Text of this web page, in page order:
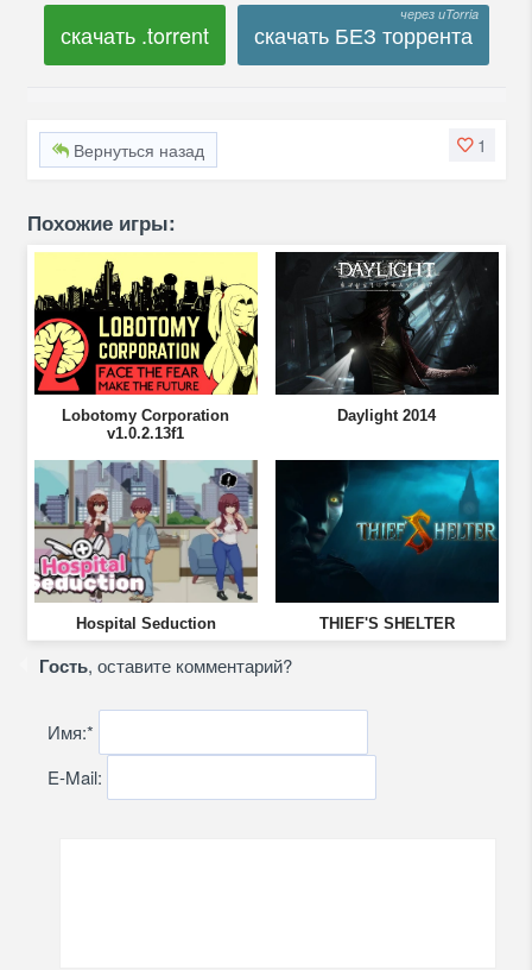
скачать .torrent скачать БЕЗ торрента
1
Вернуться назад
Похожие игры:
Lobotomy Corporation
v1.0.2.13f1
Daylight 2014
Hospital Seduction THIEF'S SHELTER
Гость, оставите комментарий?
Имя:*
E-Mail: